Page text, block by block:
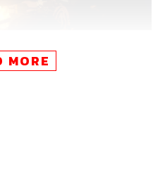
นที่ดัดแปลงมาจากมังงะชื่อ
ยเรื่องราวของ ไลออส กับ
MORE